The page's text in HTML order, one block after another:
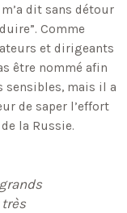
dit sans détour
Comme
et dirigeants
être nommé afin
mais il a
de saper l’effort
la Russie.